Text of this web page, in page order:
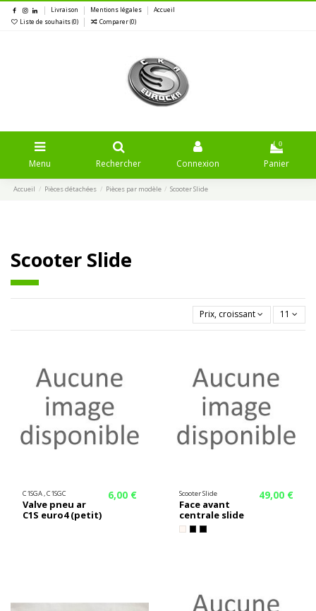
Livraison Mentions légales
Accueil
Liste de souhaits (0) Comparer (0)
Menu Rechercher Connexion
0
Panier
Accueil Pièces détachées Pièces par modèle Scooter Slide
Scooter Slide
Prix, croissant 11
C1SGA , C1SGC
Valve pneu ar
C1S euro4 (petit)
6,00 € Scooter Slide
Face avant
centrale slide
49,00 €